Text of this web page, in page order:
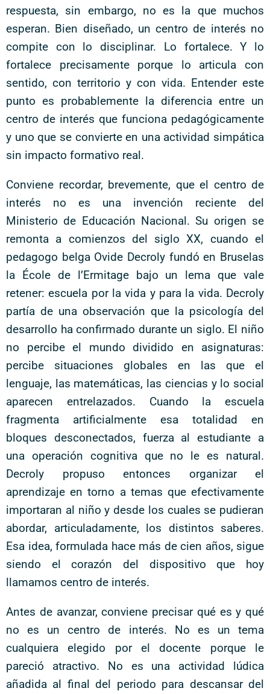
respuesta, sin embargo, no es la que muchos
esperan. Bien diseñado, un centro de interés no
compite con lo disciplinar. Lo fortalece. Y lo
fortalece precisamente porque lo articula con
sentido, con territorio y con vida. Entender este
punto es probablemente la diferencia entre un
centro de interés que funciona pedagógicamente
y uno que se convierte en una actividad simpática
sin impacto formativo real.
Conviene recordar, brevemente, que el centro de
interés no es una invención reciente del
Ministerio de Educación Nacional. Su origen se
remonta a comienzos del siglo XX, cuando el
pedagogo belga Ovide Decroly fundó en Bruselas
la École de l’Ermitage bajo un lema que vale
retener: escuela por la vida y para la vida. Decroly
partía de una observación que la psicología del
desarrollo ha confirmado durante un siglo. El niño
no percibe el mundo dividido en asignaturas:
percibe situaciones globales en las que el
lenguaje, las matemáticas, las ciencias y lo social
aparecen entrelazados. Cuando la escuela
fragmenta artificialmente esa totalidad en
bloques desconectados, fuerza al estudiante a
una operación cognitiva que no le es natural.
Decroly propuso entonces organizar el
aprendizaje en torno a temas que efectivamente
importaran al niño y desde los cuales se pudieran
abordar, articuladamente, los distintos saberes.
Esa idea, formulada hace más de cien años, sigue
siendo el corazón del dispositivo que hoy
llamamos centro de interés.
Antes de avanzar, conviene precisar qué es y qué
no es un centro de interés. No es un tema
cualquiera elegido por el docente porque le
pareció atractivo. No es una actividad lúdica
añadida al final del periodo para descansar del